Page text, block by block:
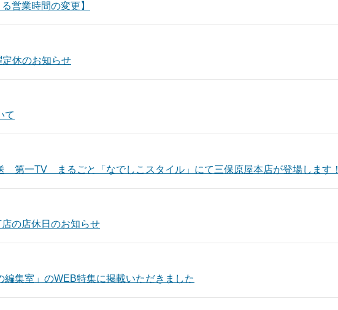
営業時間の変更】
定休のお知らせ
て
第一TV まるごと「なでしこスタイル」にて三保原屋本店が登場します！
の店休日のお知らせ
編集室」のWEB特集に掲載いただきました